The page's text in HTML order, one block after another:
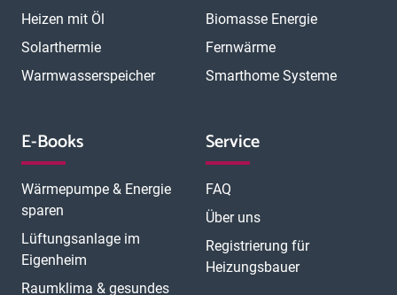
Heizen mit Öl
Solarthermie
Warmwasserspeicher
Biomasse Energie
Fernwärme
Smarthome Systeme
E-Books
Wärmepumpe & Energie
sparen
Lüftungsanlage im
Eigenheim
Raumklima & gesundes
Service
FAQ
Über uns
Registrierung für
Heizungsbauer